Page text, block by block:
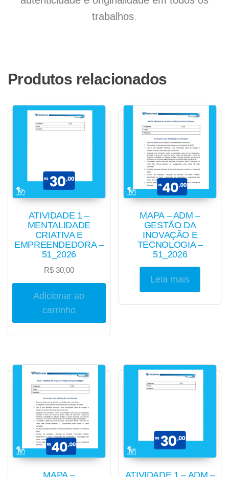
trabalhos.
Produtos relacionados
ATIVIDADE 1 –
MENTALIDADE
CRIATIVA E
EMPREENDEDORA –
51_2026
R$30,00
Adicionar ao
carrinho
MAPA – ADM –
GESTÃO DA
INOVAÇÃO E
TECNOLOGIA –
51_2026
Leia mais